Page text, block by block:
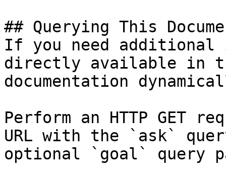
## Querying This
If you need
directly available in
documentation
Perform an HTTP GET
URL with the `ask`
optional `goal` query